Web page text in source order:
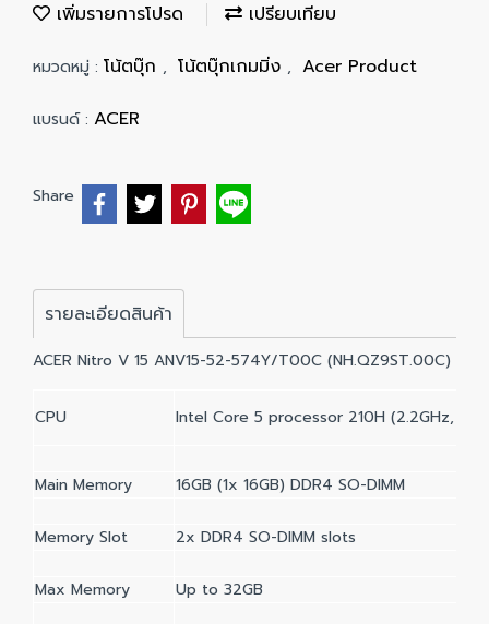
เพิ่มรายการโปรด เปรียบเทียบ
หมวดหมู่ : โน้ตบุ๊ก , โน้ตบุ๊กเกมมิ่ง , Acer Product
แบรนด์ : ACER
Share
รายละเอียดสินค้า
ACER Nitro V 15 ANV15-52-574Y/T00C (NH.QZ9ST.00C)
CPU Intel Core 5 processor 210H (2.2GHz, up
Main Memory 16GB (1x 16GB) DDR4 SO-DIMM
Memory Slot 2x DDR4 SO-DIMM slots
Max Memory Up to 32GB